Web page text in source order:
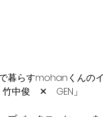
暮らすmohanくんの
竹中俊　✕　GEN」